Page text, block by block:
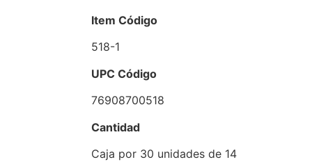
Item Código
518-1
UPC Código
76908700518
Cantidad
Caja por 30 unidades de 14